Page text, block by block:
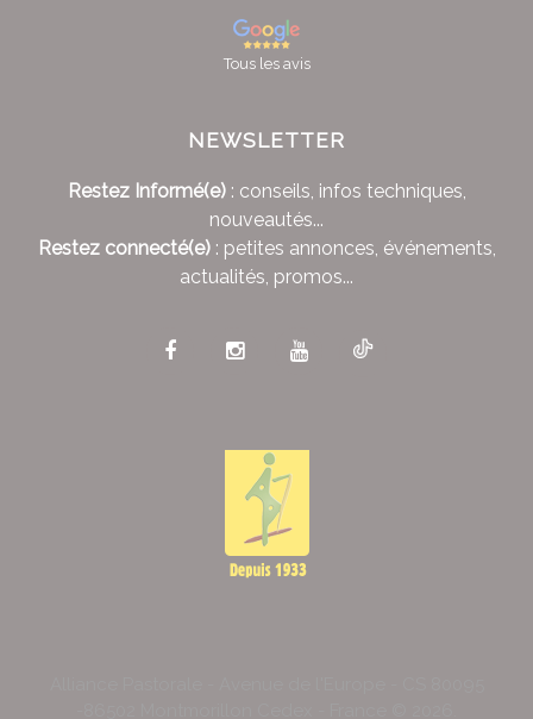
Tous les avis
NEWSLETTER
Restez Informé(e): conseils, infos techniques,
nouveautés...
Restez connecté(e): petites annonces, événements,
actualités, promos...